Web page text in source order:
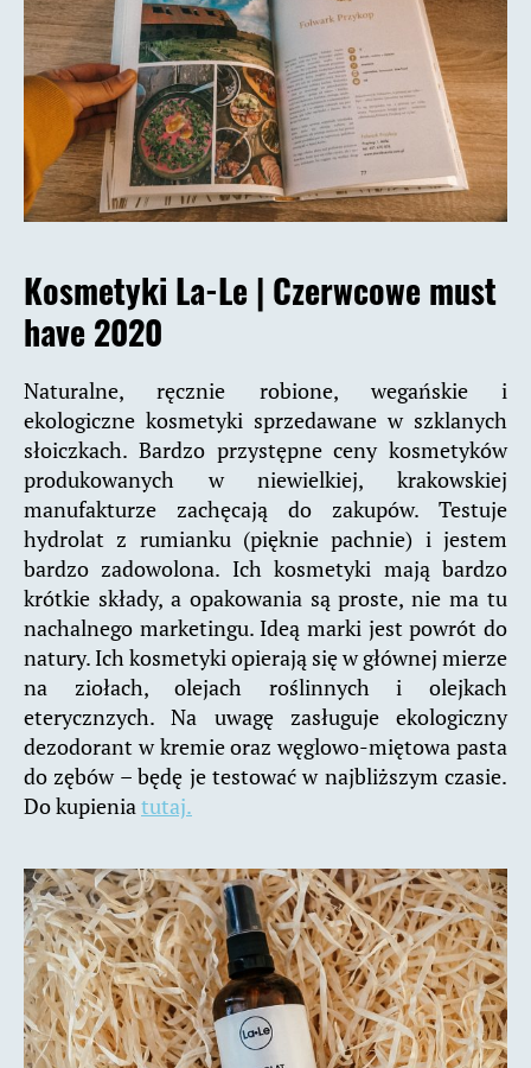
Kosmetyki La-Le | Czerwcowe must
have 2020
Naturalne, ręcznie robione, wegańskie i
ekologiczne kosmetyki sprzedawane w szklanych
słoiczkach. Bardzo przystępne ceny kosmetyków
produkowanych w niewielkiej, krakowskiej
manufakturze zachęcają do zakupów. Testuje
hydrolat z rumianku (pięknie pachnie) i jestem
bardzo zadowolona. Ich kosmetyki mają bardzo
krótkie składy, a opakowania są proste, nie ma tu
nachalnego marketingu. Ideą marki jest powrót do
natury. Ich kosmetyki opierają się w głównej mierze
na ziołach, olejach roślinnych i olejkach
eterycznzych. Na uwagę zasługuje ekologiczny
dezodorant w kremie oraz węglowo-miętowa pasta
do zębów – będę je testować w najbliższym czasie.
Do kupieniatutaj.